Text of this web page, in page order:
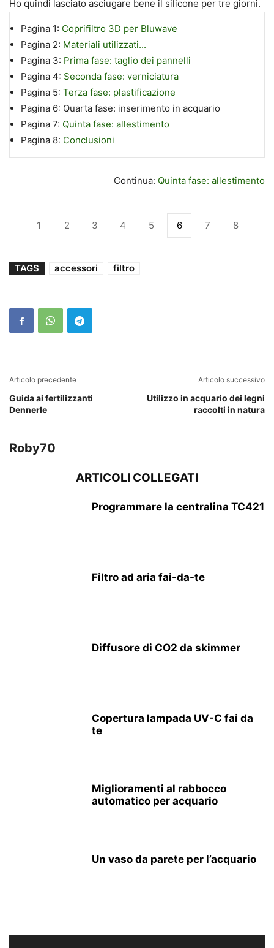
Ho quindi lasciato asciugare bene il silicone per tre giorni.
Pagina 1: Coprifiltro 3D per Bluwave
Pagina 2: Materiali utilizzati...
Pagina 3: Prima fase: taglio dei pannelli
Pagina 4: Seconda fase: verniciatura
Pagina 5: Terza fase: plastificazione
Pagina 6: Quarta fase: inserimento in acquario
Pagina 7: Quinta fase: allestimento
Pagina 8: Conclusioni
Continua: Quinta fase: allestimento
1 2 3 4 5 6 7 8
TAGS accessori filtro
Articolo precedente
Guida ai fertilizzanti
Dennerle
Articolo successivo
Utilizzo in acquario dei legni
raccolti in natura
Roby70
ARTICOLI COLLEGATI
Programmare la centralina TC421
Filtro ad aria fai-da-te
Diffusore di CO2 da skimmer
Copertura lampada UV-C fai da
te
Miglioramenti al rabbocco
automatico per acquario
Un vaso da parete per l’acquario